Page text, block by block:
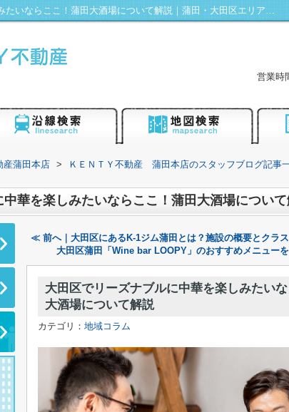
大田区でリーズナブルに中華を楽しみたいならここ！蒲田大酒場について解説｜蒲田・大田区エリアの不動産は株式会社KENTY不動産蒲田本店にお任せ！
営業時
産蒲田本店 > ＫＥＮＴＹ不動産 蒲田本店のスタッフブログ記事
華を楽しみたいならここ！蒲田大酒場につい
≪ 前へ｜大田区にあるK-1ジム蒲田とは？施設の概要とクラス
大田区蒲田「Wine bar LOOPY」のおすすめメニュー
大田区でリーズナブルに中華を楽しみたい
大酒場について解説
カテゴリ： 地域コラム